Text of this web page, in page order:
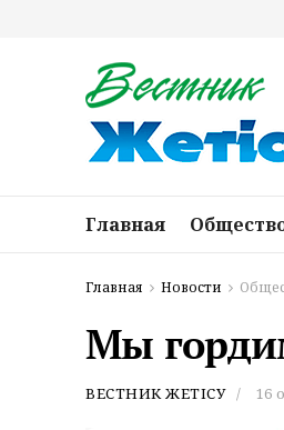
Главная
Главная Новости
Мы
ВЕСТНИК ЖЕТІСУ 16